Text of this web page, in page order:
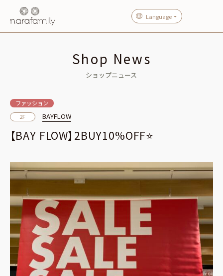
Language
Shop News
ショップニュース
ファッション
2F
BAYFLOW
【BAY FLOW】2BUY10%OFF⭐️